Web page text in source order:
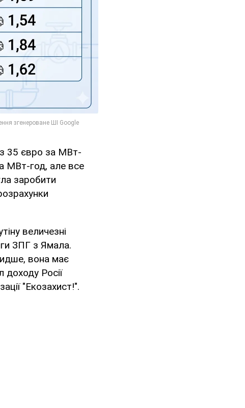
з 35 євро за МВт-
МВт-год, але все
заробити
величезні
ЗПГ з Ямала.
вона має
Росії
"Екозахист!".